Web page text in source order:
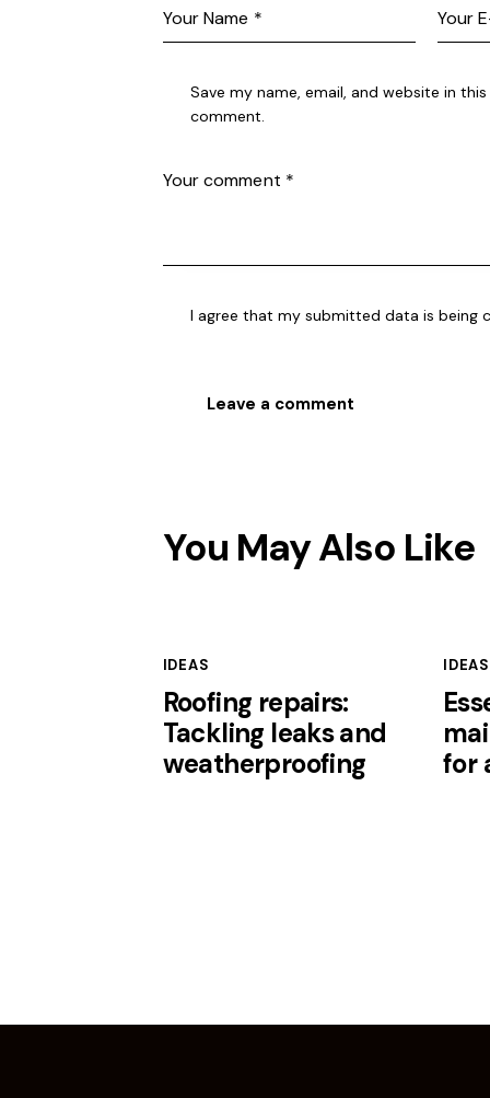
Save my name, email, and website in
comment.
I agree that my submitted data is being
You May Also Like
IDEAS
Roofing repairs:
Tackling leaks and
weatherproofing
IDEAS
for